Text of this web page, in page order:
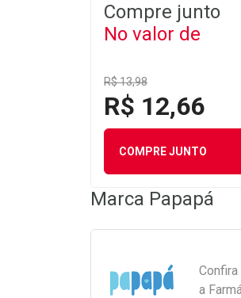
Compre junto
No valor de
R$ 13,98
R$ 12,66
COMPRE JUNTO
Marca Papapá
a